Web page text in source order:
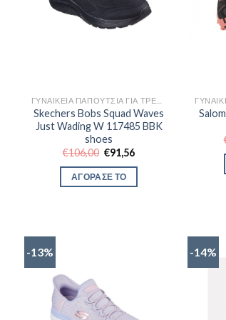
Skechers Bobs Squad Waves
Just Wading W 117485 BBK
shoes
€106,00 Original
price
was:
€106,00.
€91,56Η
τιμή
ΑΓΟΡΑΣΕ ΤΟ
-13% -14%